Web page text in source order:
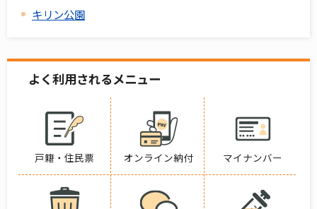
キリン公園
よく利用されるメニュー
戸籍・住民票 オンライン納付 マイナンバー